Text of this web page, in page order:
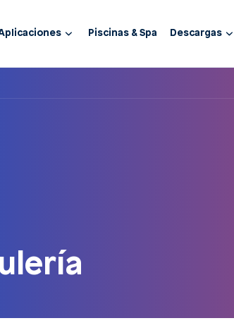
Piscinas & Spa Descargas